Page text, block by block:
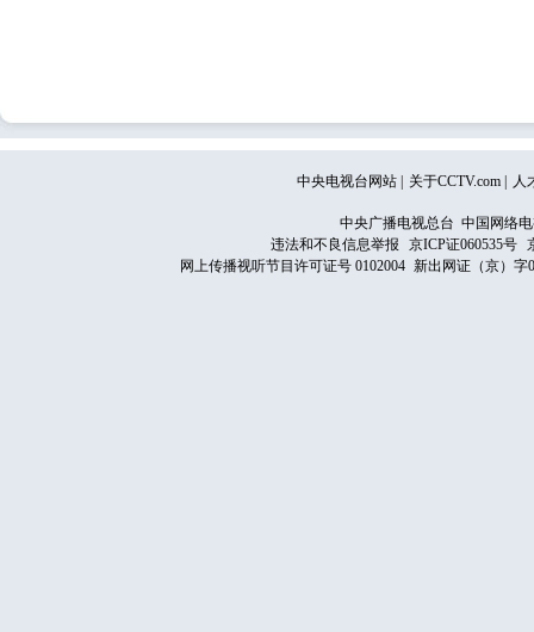
中央电视台网站 关于CCTV.com 人
中央广播电视总台 中国网络
违法和不良信息举报
京ICP证060535号
网上传播视听节目许可证号 0102004 新出网证（京）